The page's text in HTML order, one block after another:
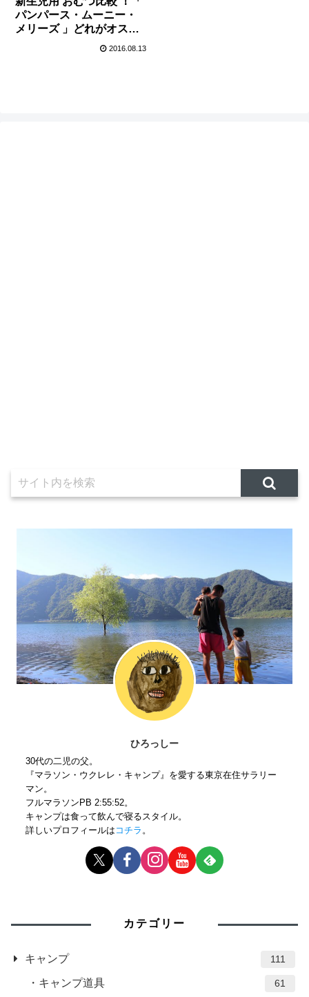
パンパース・ムーニー・
メリーズ 」どれがオスス
2016.08.13
ひろっしー
30代の二児の父。
『マラソン・ウクレレ・キャンプ』を愛する東京在住サラリー
マン。
フルマラソンPB 2:55:52。
キャンプは食って飲んで寝るスタイル。
詳しいプロフィールは コチラ 。
カテゴリー
キャンプ 111
キャンプ道具 61